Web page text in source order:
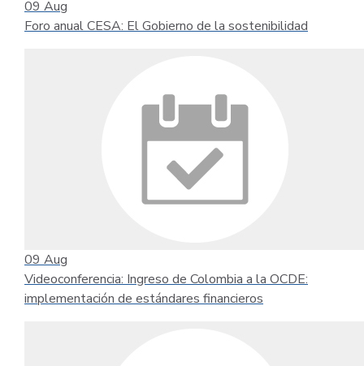
09 Aug
Foro anual CESA: El Gobierno de la sostenibilidad
09 Aug
Videoconferencia: Ingreso de Colombia a la OCDE:
implementación de estándares financieros